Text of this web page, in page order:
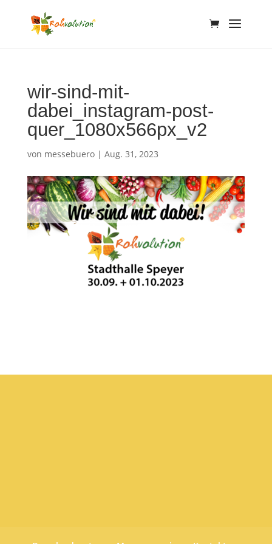
wir-sind-mit-
dabei_instagram-post-
quer_1080x566px_v2
von messebuero| Aug. 31, 2023